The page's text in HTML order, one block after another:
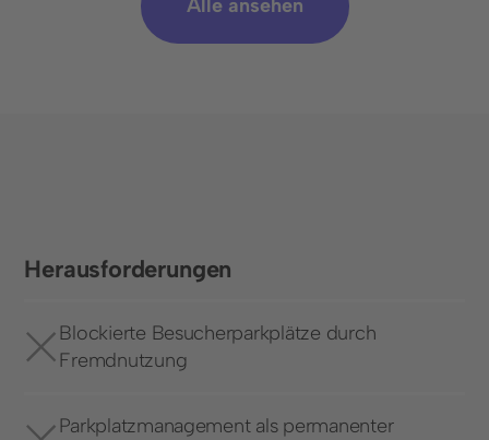
Alle ansehen
Herausforderungen
Blockierte Besucherparkplätze durch
Fremdnutzung
Parkplatzmanagement als permanenter
Ressourcen